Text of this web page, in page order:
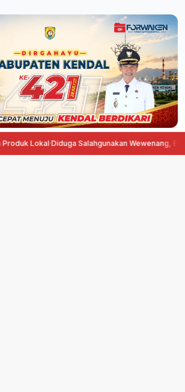
·Diduga Salahgunakan Wewenang, Erfin